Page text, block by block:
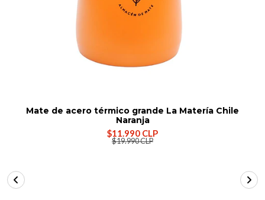
Mate de acero térmico grande La Matería Chile
Naranja
$11.990 CLP
$19.990 CLP